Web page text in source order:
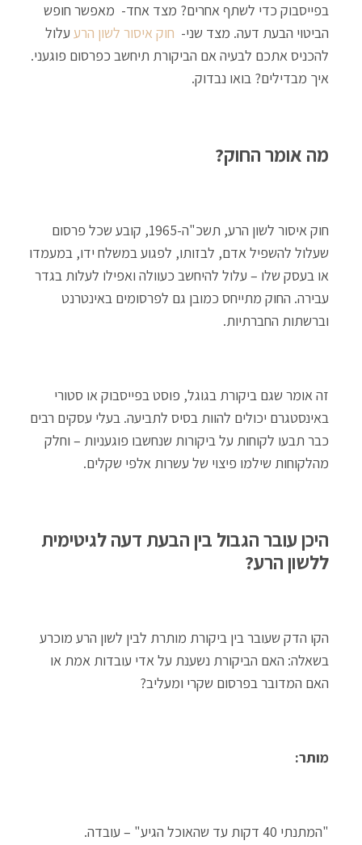
בפייסבוק כדי לשתף אחרים? מצד אחד- מאפשר חופש
הביטוי הבעת דעה. מצד שני- חוק איסור לשון הרע עלול
להכניס אתכם לבעיה אם הביקורת תיחשב כפרסום פוגעני.
איך מבדילים? בואו נבדוק.
מה אומר החוק?
חוק איסור לשון הרע, תשכ"ה-1965, קובע שכל פרסום
שעלול להשפיל אדם, לבזותו, לפגוע במשלח ידו, במעמדו
או בעסק שלו – עלול להיחשב כעוולה ואפילו לעלות בגדר
עבירה. החוק מתייחס כמובן גם לפרסומים באינטרנט
וברשתות החברתיות.
זה אומר שגם ביקורת בגוגל, פוסט בפייסבוק או סטורי
באינסטגרם יכולים להוות בסיס לתביעה. בעלי עסקים רבים
כבר תבעו לקוחות על ביקורות שנחשבו פוגעניות – וחלק
מהלקוחות שילמו פיצוי של עשרות אלפי שקלים.
היכן עובר הגבול בין הבעת דעה לגיטימית
ללשון הרע?
הקו הדק שעובר בין ביקורת מותרת לבין לשון הרע מוכרע
בשאלה: האם הביקורת נשענת על אדי עובדות אמת או
האם המדובר בפרסום שקרי ומעליב?
מותר:
"המתנתי 40 דקות עד שהאוכל הגיע" – עובדה.